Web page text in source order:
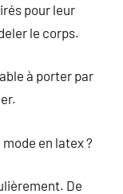
pour leur
le corps.
à porter par
en latex ?
De